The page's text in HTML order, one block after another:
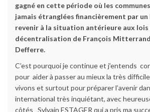
gagné en cette période où les
jamais étranglées financièrement par
revenir à la situation antérieure aux lois
décentralisation de François
Defferre.
C’est pourquoi je continue et j’entends
pour aider à passer au mieux la très
vivons et surtout pour préparer l’avenir
international très inquiétant, avec
côtés Sylvain ESTAGER qui a pris ma